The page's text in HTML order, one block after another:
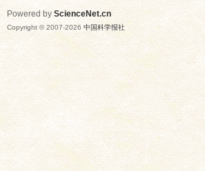
Powered by ScienceNet.cn
Copyright © 2007-2026 中国科学报社